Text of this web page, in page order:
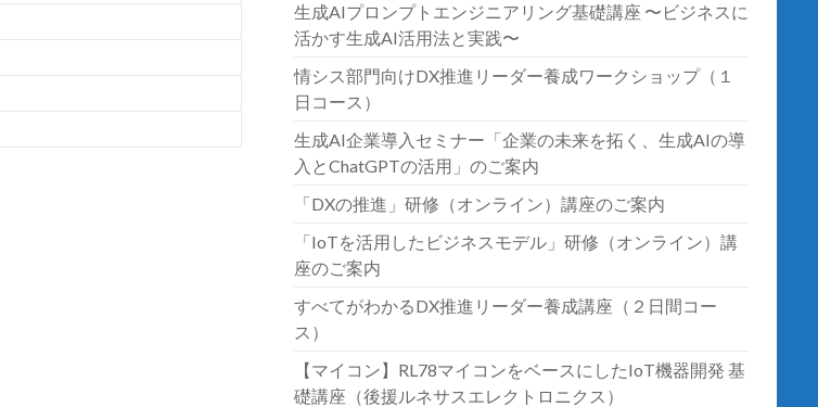
生成AIプロンプトエンジニアリング基礎講座 〜ビジネスに
活かす生成AI活用法と実践〜
情シス部門向けDX推進リーダー養成ワークショップ（１
日コース）
生成AI企業導入セミナー「企業の未来を拓く、生成AIの導
入とChatGPTの活用」のご案内
「DXの推進」研修（オンライン）講座のご案内
「IoTを活用したビジネスモデル」研修（オンライン）講
座のご案内
すべてがわかるDX推進リーダー養成講座（２日間コー
ス）
【マイコン】RL78マイコンをベースにしたIoT機器開発 基
礎講座（後援ルネサスエレクトロニクス）